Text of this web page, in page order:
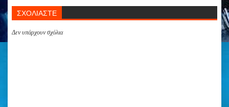
ΣΧΟΛΙΑΣΤΕ
Δεν υπάρχουν σχόλια